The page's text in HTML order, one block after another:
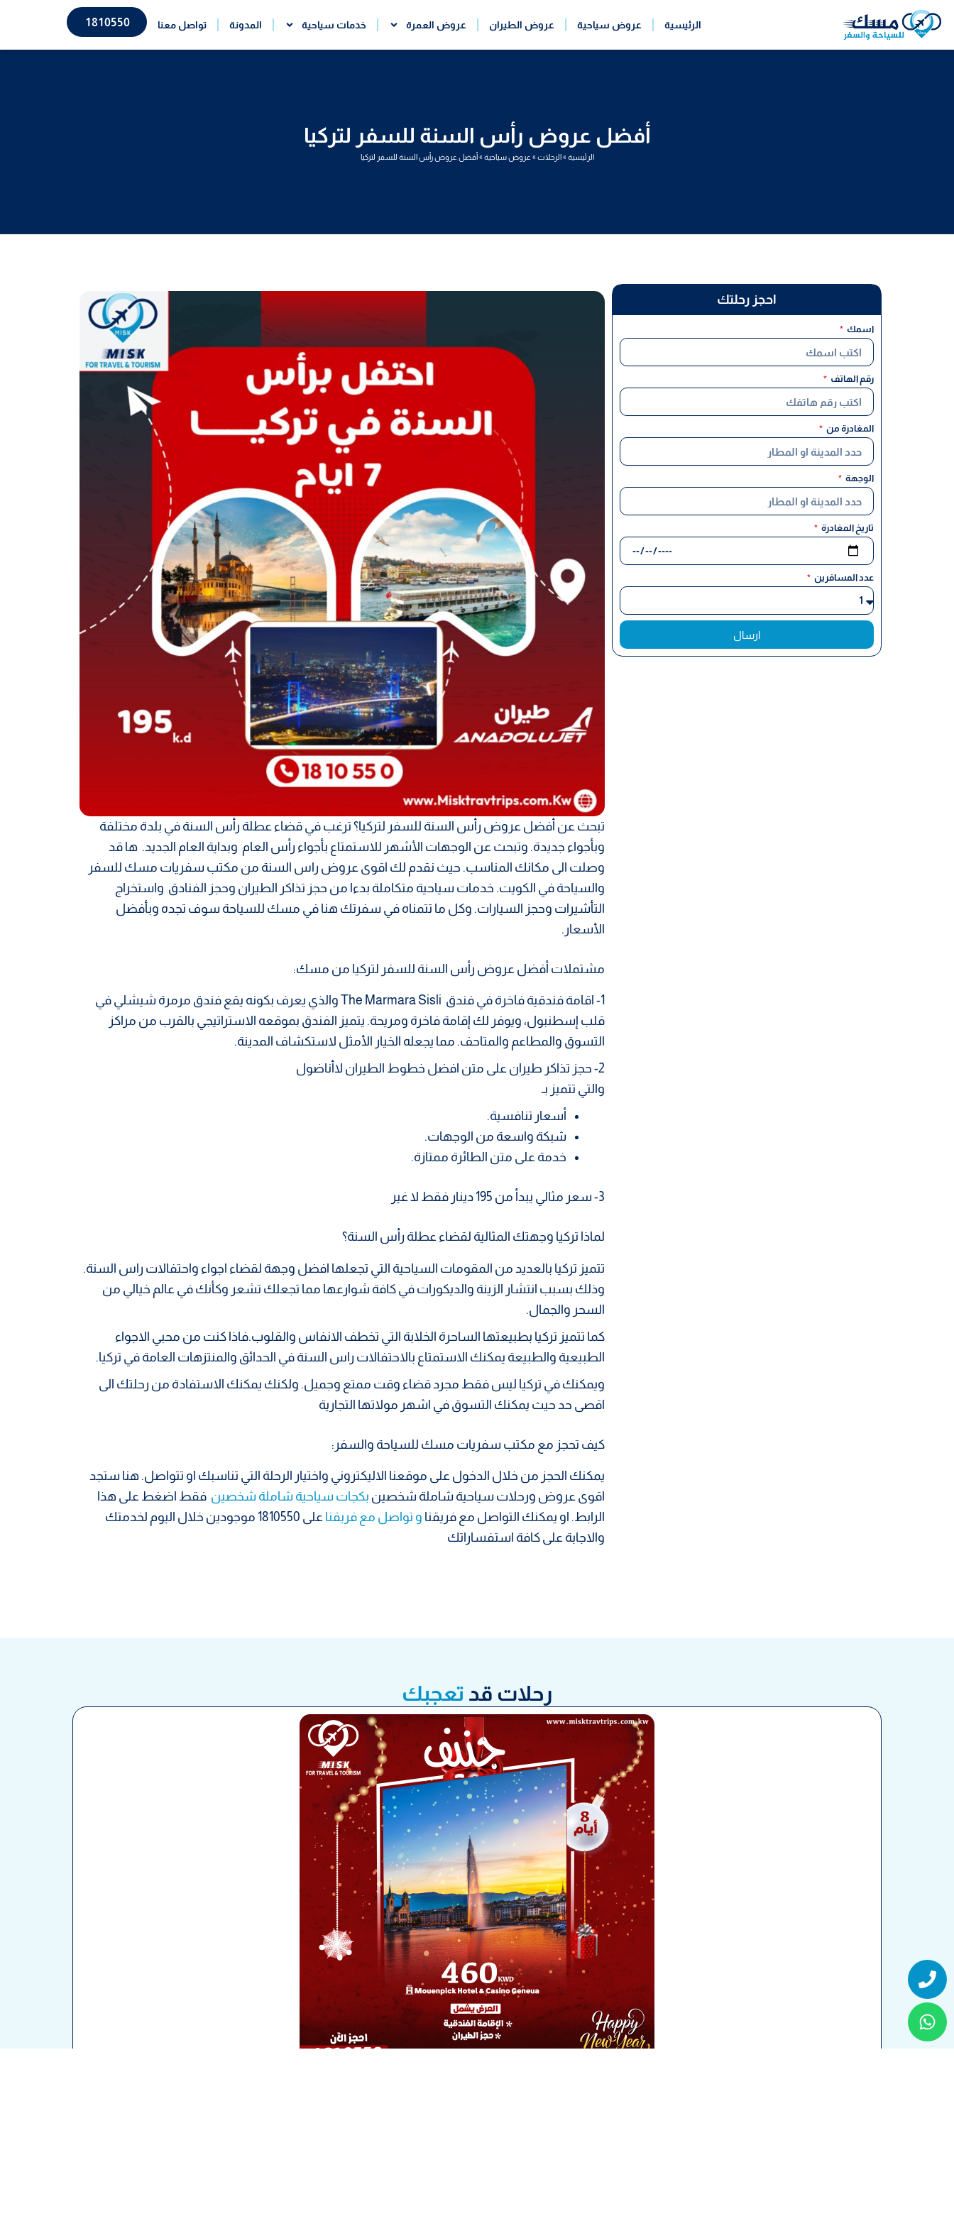
تخطي
الرئيسية عروض سياحية عروض الطيران عروض العمرة خدمات سياحية المدونة تواصل معنا 1810550
Phone
Whatsapp
أفضل عروض رأس السنة للسفر لتركيا
الرئيسية»الرحلات» عروض سياحية»أفضل عروض رأس السنة للسفر لتركيا
احجز رحلتك
اسمك
رقم الهاتف
المغادرة من
الوجهة
تاريخ المغادرة
عدد المسافرين
ارسال
تبحث عن أفضل عروض رأس السنة للسفر لتركيا؟ ترغب في قضاء عطلة رأس السنة في بلدة مختلفة
وبأجواء جديدة. وتبحث عن الوجهات الأشهر للاستمتاع بأجواء رأس العام وبداية العام الجديد. ها قد
وصلت الى مكانك المناسب. حيث نقدم لك اقوى عروض راس السنة من مكتب سفريات مسك للسفر
والسياحة في الكويت. خدمات سياحية متكاملة بدءا من حجز تذاكر الطيران وحجز الفنادق واستخراج
التأشيرات وحجز السيارات. وكل ما تتمناه في سفرتك هنا في مسك للسياحة سوف تجده وبأفضل
الأسعار.
مشتملات أفضل عروض رأس السنة للسفر لتركيا من مسك:
1- اقامة فندقية فاخرة في فندق The Marmara Sisli والذي يعرف بكونه يقع فندق مرمرة شيشلي في
قلب إسطنبول، ويوفر لك إقامة فاخرة ومريحة. يتميز الفندق بموقعه الاستراتيجي بالقرب من مراكز
التسوق والمطاعم والمتاحف. مما يجعله الخيار الأمثل لاستكشاف المدينة.
2- حجز تذاكر طيران على متن افضل خطوط الطيران لاأناضول
والتي تتميز بـ
أسعار تنافسية.
شبكة واسعة من الوجهات.
خدمة على متن الطائرة ممتازة.
3- سعر مثالي يبدأ من 195 دينار فقط لا غير
لماذا تركيا وجهتك المثالية لقضاء عطلة رأس السنة؟
تتميز تركيا بالعديد من المقومات السياحية التي تجعلها افضل وجهة لقضاء اجواء واحتفالات راس السنة.
وذلك بسبب انتشار الزينة والديكورات في كافة شوارعها مما تجعلك تشعر وكأنك في عالم خيالي من
السحر والجمال.
كما تتميز تركيا بطبيعتها الساحرة الخلابة التي تخطف الانفاس والقلوب.فاذا كنت من محبي الاجواء
الطبيعية والطبيعة يمكنك الاستمتاع بالاحتفالات راس السنة في الحدائق والمنتزهات العامة في تركيا.
ويمكنك في تركيا ليس فقط مجرد قضاء وقت ممتع وجميل. ولكنك يمكنك الاستفادة من رحلتك الى
اقصى حد حيث يمكنك التسوق في اشهر مولاتها التجارية
كيف تحجز مع مكتب سفريات مسك للسياحة والسفر:
يمكنك الحجز من خلال الدخول على موقعنا الاليكتروني واختيار الرحلة التي تناسبك او تتواصل. هنا ستجد
اقوى عروض ورحلات سياحية شاملة شخصين بكجات سياحية شاملة شخصين فقط اضغط على هذا
الرابط. او يمكنك التواصل مع فريقنا و تواصل مع فريقنا
على 1810550 موجودين خلال اليوم لخدمتك
والاجابة على كافة استفساراتك
رحلات قد تعجبك